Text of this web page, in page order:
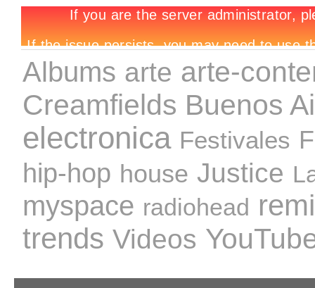
Albums arte arte-
Creamfields Buenos
electronica Festivales
hip-hop house Justice
myspace radiohead
trends Videos